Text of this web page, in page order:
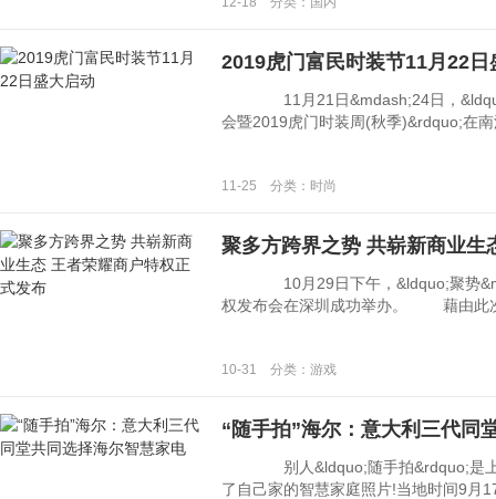
2019虎门富民时装节11月22日
11月21日&mdash;24日，&ldquo;
会暨2019虎门时装周(秋季)&rdquo;在
11-25 分类：时尚
聚多方跨界之势 共崭新商业生
10月29日下午，&ldquo;聚势
权发布会在深圳成功举办。 藉由此
10-31 分类：游戏
“随手拍”海尔：意大利三代同
别人&ldquo;随手拍&rdquo;是上
了自己家的智慧家庭照片!当地时间9月